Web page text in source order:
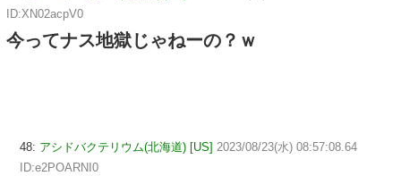
ID:XN02acpV0
今ってナス地獄じゃねーの？ｗ
48: アシドバクテリウム(北海道) [US] 2023/08/23(水) 08:57:08.64
ID:e2POARNI0